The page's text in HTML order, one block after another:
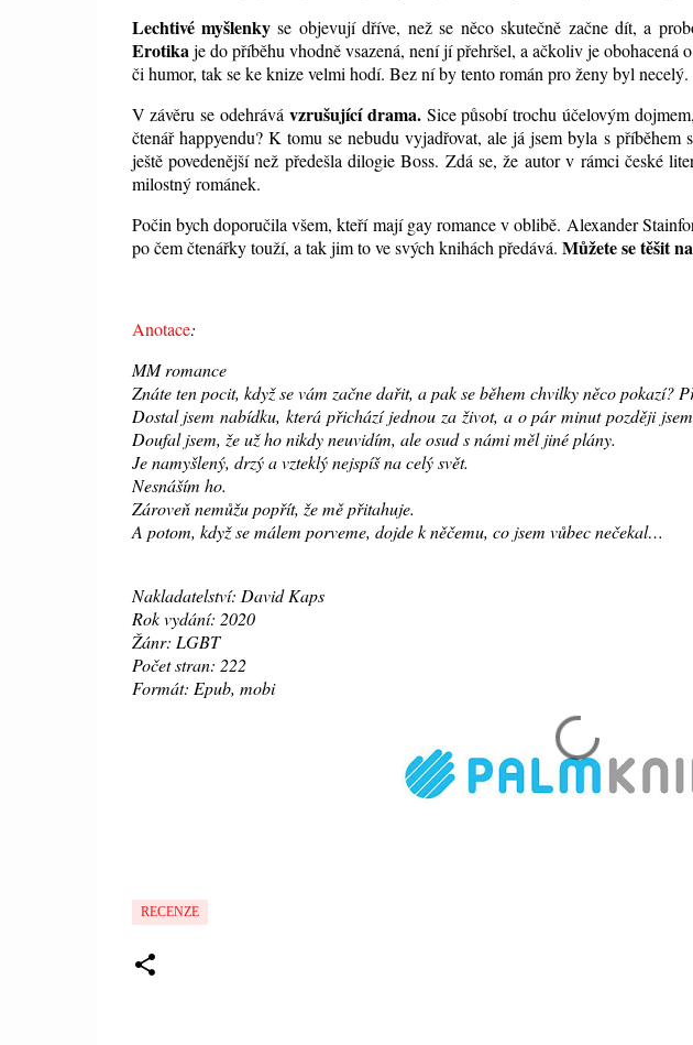
Lechtivé myšlenkyse objevují dříve, než se něco skutečně začne dít, a
Erotika je do příběhu vhodně vsazená, není jí přehršel, a ačkoliv je obohacená
či humor, tak se ke knize velmi hodí. Bez ní by tento román pro ženy byl necelý.
V závěru se odehrává vzrušující drama. Sice působí trochu účelovým
čtenář happyendu? K tomu se nebudu vyjadřovat, ale já jsem byla s
ještě povedenější než předešla dilogie Boss. Zdá se, že autor v rámci české
milostný románek.
Počin bych doporučila všem, kteří mají gay romance v oblibě. Alexander
po čem čtenářky touží, a tak jim to ve svých knihách předává. Můžete se těšit
Anotace:
MM romance
Znáte ten pocit, když se vám začne dařit, a pak se během chvilky něco pokazí?
Dostal jsem nabídku, která přichází jednou za život, a o pár minut později
Doufal jsem, že už ho nikdy neuvidím, ale osud s námi měl jiné plány.
Je namyšlený, drzý a vzteklý nejspíš na celý svět.
Nesnáším ho.
Zároveň nemůžu popřít, že mě přitahuje.
A potom, když se málem porveme, dojde k něčemu, co jsem vůbec nečekal…
Nakladatelství: David Kaps
Rok vydání: 2020
Žánr: LGBT
Počet stran: 222
Formát: Epub, mobi
RECENZE